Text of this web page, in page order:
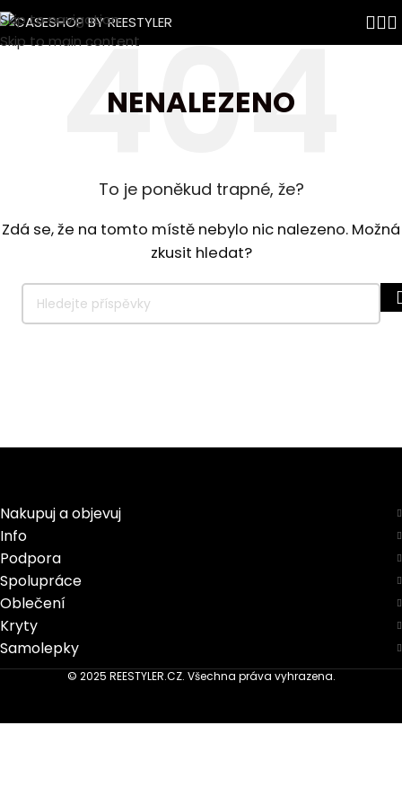
Skip to navigation
Skip to main content
NENALEZENO
To je poněkud trapné, že?
Zdá se, že na tomto místě nebylo nic nalezeno. Možná
zkusit hledat?
Nakupuj a objevuj
Info
Podpora
Spolupráce
Oblečení
Kryty
Samolepky
© 2025 REESTYLER.CZ. Všechna práva vyhrazena.